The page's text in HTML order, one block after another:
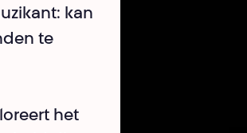
kan
te
het